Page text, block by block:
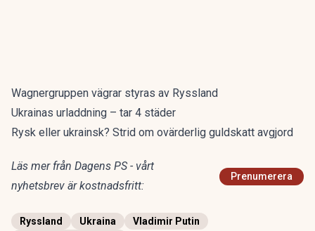
Wagnergruppen vägrar styras av Ryssland
Ukrainas urladdning – tar 4 städer
Rysk eller ukrainsk? Strid om ovärderlig guldskatt avgjord
Läs mer från Dagens PS - vårt
nyhetsbrev är kostnadsfritt:
Prenumerera
Ryssland Ukraina
Vladimir Putin